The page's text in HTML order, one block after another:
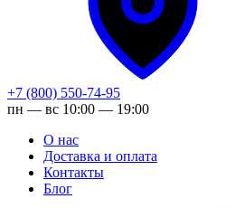
+7 (800) 550-74-95
пн — вс 10:00 — 19:00
О нас
Доставка и оплата
Контакты
Блог